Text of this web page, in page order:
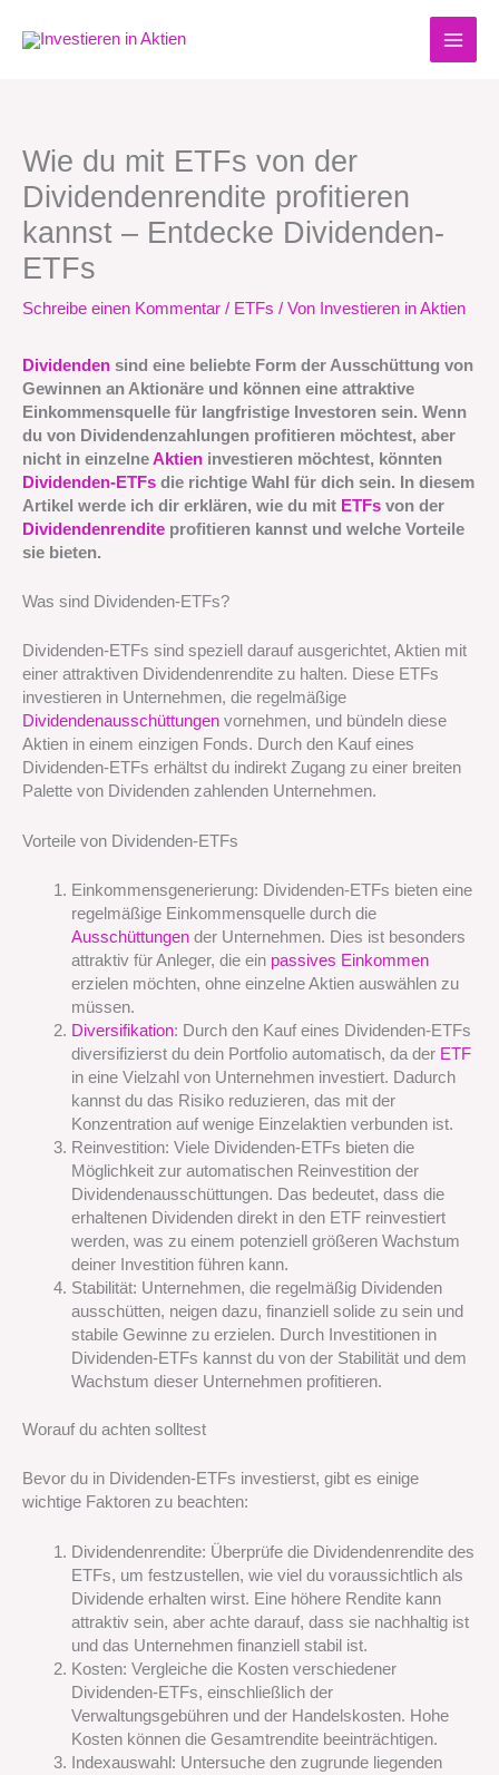
Inhalt
Wie du mit ETFs von der
Dividendenrendite profitieren
kannst – Entdecke Dividenden-
ETFs
Schreibe einen Kommentar / ETFs / Von Investieren in Aktien
Dividenden sind eine beliebte Form der Ausschüttung von
Gewinnen an Aktionäre und können eine attraktive
Einkommensquelle für langfristige Investoren sein. Wenn
du von Dividendenzahlungen profitieren möchtest, aber
nicht in einzelneAktien investieren möchtest, könnten
Dividenden-ETFs die richtige Wahl für dich sein. In diesem
Artikel werde ich dir erklären, wie du mit ETFs von der
Dividendenrendite profitieren kannst und welche Vorteile
sie bieten.
Was sind Dividenden-ETFs?
Dividenden-ETFs sind speziell darauf ausgerichtet, Aktien mit
einer attraktiven Dividendenrendite zu halten. Diese ETFs
investieren in Unternehmen, die regelmäßige
Dividendenausschüttungen vornehmen, und bündeln diese
Aktien in einem einzigen Fonds. Durch den Kauf eines
Dividenden-ETFs erhältst du indirekt Zugang zu einer breiten
Palette von Dividenden zahlenden Unternehmen.
Vorteile von Dividenden-ETFs
Einkommensgenerierung: Dividenden-ETFs bieten eine
regelmäßige Einkommensquelle durch die
Ausschüttungender Unternehmen. Dies ist besonders
attraktiv für Anleger, die ein passives Einkommen
erzielen möchten, ohne einzelne Aktien auswählen zu
müssen.
Diversifikation: Durch den Kauf eines Dividenden-ETFs
diversifizierst du dein Portfolio automatisch, da der ETF
in eine Vielzahl von Unternehmen investiert. Dadurch
kannst du das Risiko reduzieren, das mit der
Konzentration auf wenige Einzelaktien verbunden ist.
Reinvestition: Viele Dividenden-ETFs bieten die
Möglichkeit zur automatischen Reinvestition der
Dividendenausschüttungen. Das bedeutet, dass die
erhaltenen Dividenden direkt in den ETF reinvestiert
werden, was zu einem potenziell größeren Wachstum
deiner Investition führen kann.
Stabilität: Unternehmen, die regelmäßig Dividenden
ausschütten, neigen dazu, finanziell solide zu sein und
stabile Gewinne zu erzielen. Durch Investitionen in
Dividenden-ETFs kannst du von der Stabilität und dem
Wachstum dieser Unternehmen profitieren.
Worauf du achten solltest
Bevor du in Dividenden-ETFs investierst, gibt es einige
wichtige Faktoren zu beachten:
Dividendenrendite: Überprüfe die Dividendenrendite des
ETFs, um festzustellen, wie viel du voraussichtlich als
Dividende erhalten wirst. Eine höhere Rendite kann
attraktiv sein, aber achte darauf, dass sie nachhaltig ist
und das Unternehmen finanziell stabil ist.
Kosten: Vergleiche die Kosten verschiedener
Dividenden-ETFs, einschließlich der
Verwaltungsgebühren und der Handelskosten. Hohe
Kosten können die Gesamtrendite beeinträchtigen.
Indexauswahl: Untersuche den zugrunde liegenden